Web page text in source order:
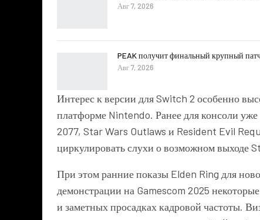
Авг 7, 2026
PEAK получит финальный крупный патч
Авг 7, 2026
Интерес к версии для Switch 2 особенно
платформе Nintendo. Ранее для консоли
2077, Star Wars Outlaws и Resident Evil
циркулировать слухи о возможном выходе
При этом ранние показы Elden Ring для
демонстрации на Gamescom 2025
и заметных просадках кадровой частоты.